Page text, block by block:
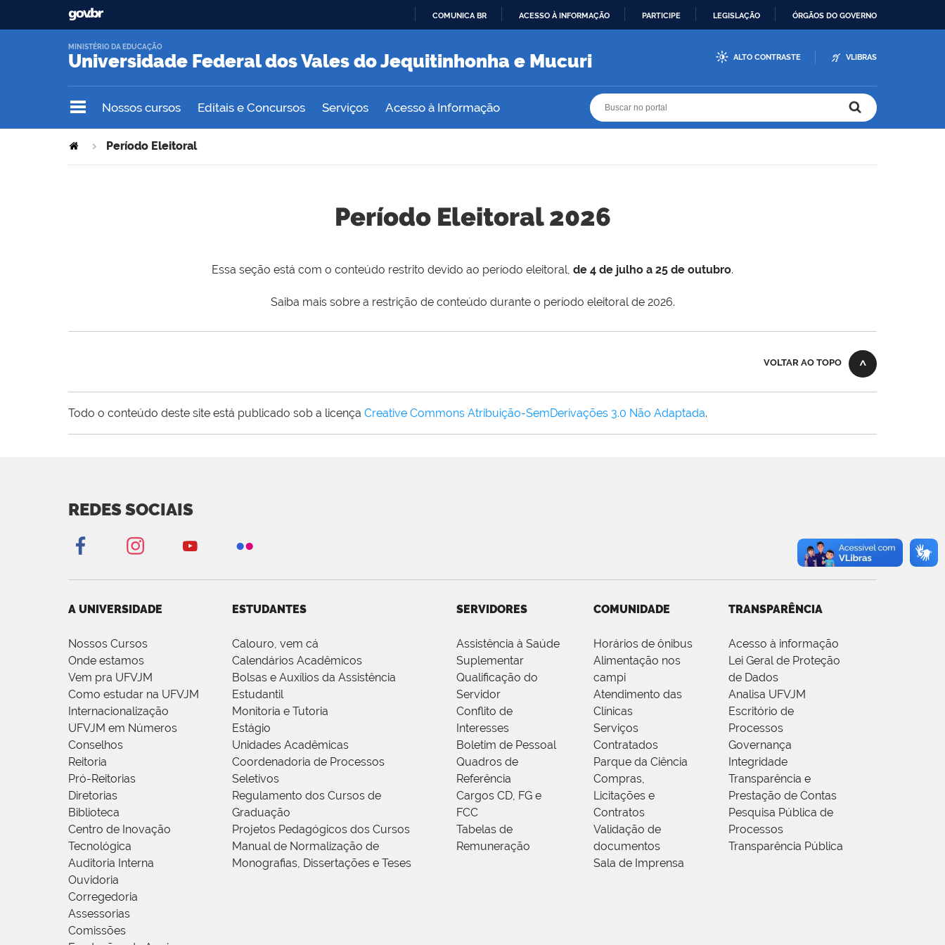
O
COMUNICA BR ACESSO À INFORMAÇÃO PARTICIPE LEGISLAÇÃO ÓRGÃOS DO GOVERNO
Universidade Federal dos Vales do Jequitinhonha e Mucuri
MINISTÉRIO DA EDUCAÇÃO
ALTO CONTRASTE VLIBRAS
Nossos cursos Editais e Concursos Serviços Acesso à Informação
Período Eleitoral
Período Eleitoral 2026
Essa seção está com o conteúdo restrito devido ao período eleitoral, de 4 de julho a 25 de outubro.
Saiba mais sobre a restrição de conteúdo durante o período eleitoral de 2026.
VOLTAR AO TOPO
Todo o conteúdo deste site está publicado sob a licença Creative Commons Atribuição-SemDerivações 3.0 Não Adaptada.
REDES SOCIAIS
A UNIVERSIDADE
Nossos Cursos
Onde estamos
Vem pra UFVJM
Como estudar na UFVJM
Internacionalização
UFVJM em Números
Conselhos
Reitoria
Pró-Reitorias
Diretorias
Biblioteca
Centro de Inovação
Tecnológica
Auditoria Interna
Ouvidoria
Corregedoria
Assessorias
Comissões
ESTUDANTES
Calouro, vem cá
Calendários Acadêmicos
Bolsas e Auxílios da Assistência
Estudantil
Monitoria e Tutoria
Estágio
Unidades Acadêmicas
Coordenadoria de Processos
Seletivos
Regulamento dos Cursos de
Graduação
Projetos Pedagógicos dos Cursos
Manual de Normalização de
Monografias, Dissertações e Teses
SERVIDORES
Assistência à Saúde
Suplementar
Qualificação do
Servidor
Conflito de
Interesses
Boletim de Pessoal
Quadros de
Referência
Cargos CD, FG e
FCC
Tabelas de
Remuneração
COMUNIDADE
Horários de ônibus
Alimentação nos
campi
Atendimento das
Clínicas
Serviços
Contratados
Parque da Ciência
Compras,
Licitações e
Contratos
Validação de
documentos
Sala de Imprensa
TRANSPARÊNCIA
Acesso à informação
Lei Geral de Proteção
de Dados
Analisa UFVJM
Escritório de
Processos
Governança
Integridade
Transparência e
Prestação de Contas
Pesquisa Pública de
Processos
Transparência Pública